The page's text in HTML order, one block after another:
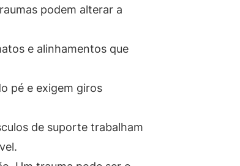
podem alterar a
e alinhamentos que
pé e exigem giros
de suporte trabalham